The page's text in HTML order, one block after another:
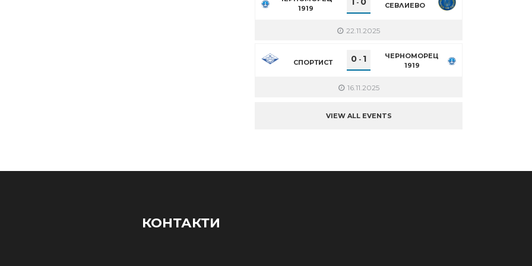
1919
- СЕВЛИЕВО
22.11.2025
СПОРТИСТ 0 - 1
ЧЕРНОМОРЕЦ
1919
16.11.2025
VIEW ALL EVENTS
КОНТАКТИ